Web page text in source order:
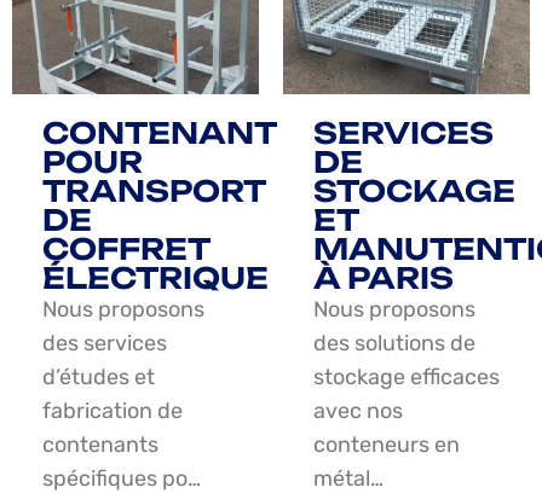
CONTENANT
POUR
TRANSPORT
DE
COFFRET
ÉLECTRIQUE
Nous proposons
des services
d’études et
fabrication de
contenants
spécifiques po…
SERVICES
DE
STOCKAGE
ET
À PARIS
Nous proposons
des solutions de
stockage efficaces
avec nos
conteneurs en
métal…